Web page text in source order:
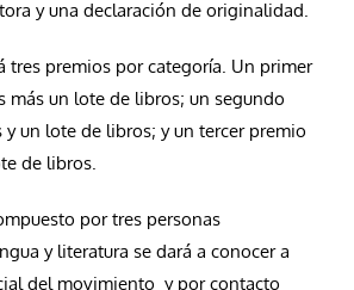
y una declaración de originalidad.
tres premios por categoría. Un primer
más un lote de libros; un segundo
y un lote de libros; y un tercer premio
de libros.
por tres personas
y literatura se dará a conocer a
del movimiento y por contacto